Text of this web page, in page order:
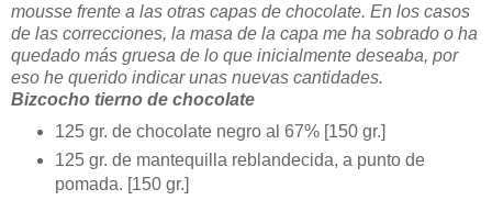
mousse frente a las otras capas de chocolate. En los casos
de las correcciones, la masa de la capa me ha sobrado o ha
quedado más gruesa de lo que inicialmente deseaba, por
eso he querido indicar unas nuevas cantidades.
Bizcocho tierno de chocolate
125 gr. de chocolate negro al 67% [150 gr.]
125 gr. de mantequilla reblandecida, a punto de
pomada. [150 gr.]